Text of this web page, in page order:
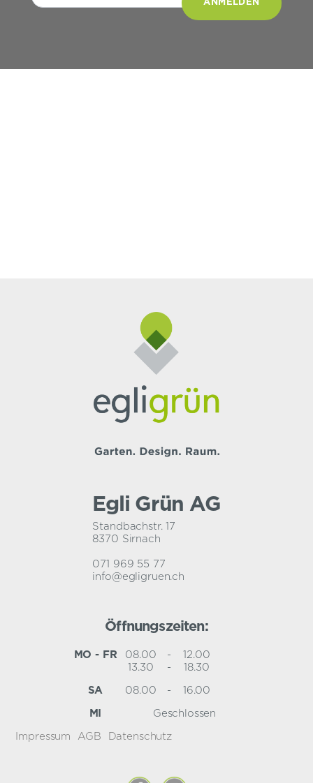
Egli Grün AG
Standbachstr. 17
8370 Sirnach
071 969 55 77
info@egligruen.ch
Öffnungszeiten:
MO - FR 08.00 -
12.00
13.30
- 18.30
SA 08.00 - 16.00
MI Geschlossen
Impressum AGB Datenschutz